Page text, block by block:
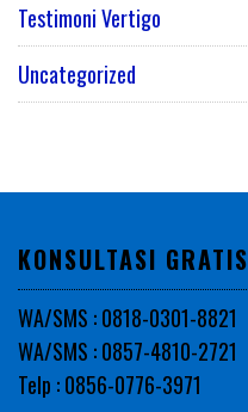
Testimoni Vertigo
Uncategorized
KONSULTASI GRATIS
WA/SMS : 0818-0301-8821
WA/SMS : 0857-4810-2721
Telp : 0856-0776-3971